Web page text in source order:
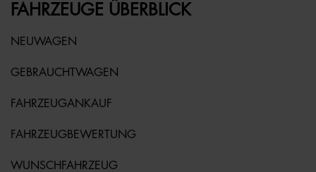
FAHRZEUGE ÜBERBLICK
NEUWAGEN
GEBRAUCHTWAGEN
FAHRZEUGANKAUF
FAHRZEUGBEWERTUNG
WUNSCHFAHRZEUG